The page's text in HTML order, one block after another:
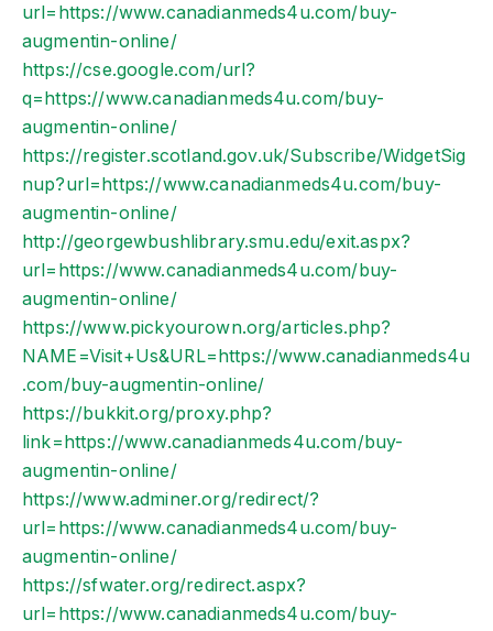
url=https://www.canadianmeds4u.com/buy-
augmentin-online/
https://cse.google.com/url?
q=https://www.canadianmeds4u.com/buy-
augmentin-online/
https://register.scotland.gov.uk/Subscribe/WidgetSig
nup?url=https://www.canadianmeds4u.com/buy-
augmentin-online/
http://georgewbushlibrary.smu.edu/exit.aspx?
url=https://www.canadianmeds4u.com/buy-
augmentin-online/
https://www.pickyourown.org/articles.php?
NAME=Visit+Us&URL=https://www.canadianmeds4u
.com/buy-augmentin-online/
https://bukkit.org/proxy.php?
link=https://www.canadianmeds4u.com/buy-
augmentin-online/
https://www.adminer.org/redirect/?
url=https://www.canadianmeds4u.com/buy-
augmentin-online/
https://sfwater.org/redirect.aspx?
url=https://www.canadianmeds4u.com/buy-